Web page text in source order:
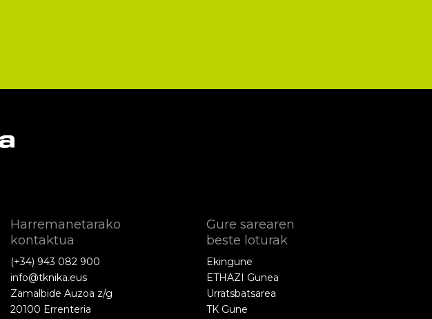
Harremanetarako
kontaktua
(+34) 943 082 900
info@tknika.eus
Zamalbide Auzoa z/g
20100 Errenteria
Gure sarearen
beste loturak
Ekingune
ETHAZI Gunea
Urratsbatsarea
TK Gune